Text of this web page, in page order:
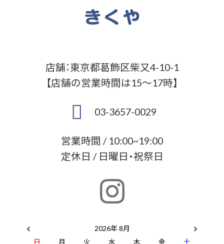
店舗：東京都葛飾区柴又4-10-1
【店舗の営業時間は15～17時】
03-3657-0029
営業時間 / 10:00~19:00
定休日 / 日曜日・祝祭日
2026年 8月
日
月 火 水 木 金
土